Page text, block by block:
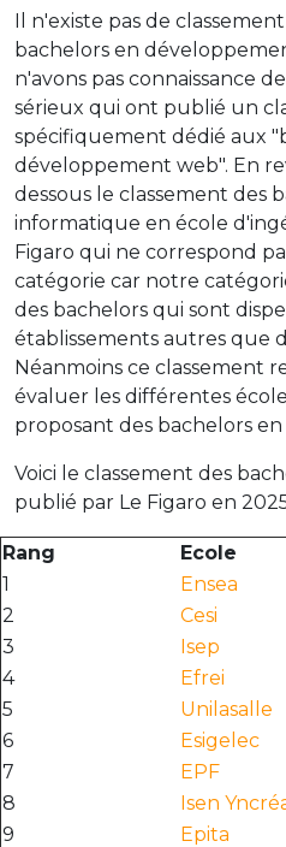
Il n'existe pas de
bachelors en
n'avons pas connaissance
sérieux qui ont publié un
spécifiquement dédié aux
développement web". En
dessous le classement des
informatique en école
Figaro qui ne correspond
catégorie car notre
des bachelors qui sont
établissements autres que
Néanmoins ce classement
évaluer les différentes
proposant des bachelors
Voici le classement des
publié par Le Figaro en
Rang
Ecole
1
Ensea
2
Cesi
3
Isep
4
Efrei
5
Unilasalle
6
Esigelec
7
EPF
8
Isen
9
Epita